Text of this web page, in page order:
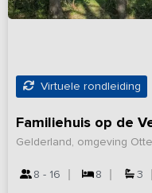
Virtuele rondleiding
Familiehuis op de
Gelderland, omgeving
8 - 16 8 3